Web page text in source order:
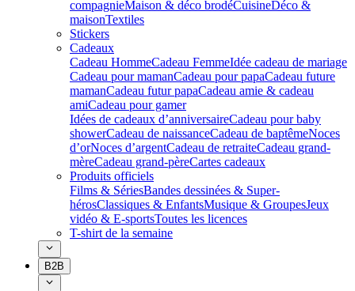
compagnieMaison & déco brodéCuisineDéco &
maisonTextiles
Stickers
Cadeaux
Cadeau HommeCadeau FemmeIdée cadeau de mariage​
Cadeau pour mamanCadeau pour papaCadeau future
mamanCadeau futur papaCadeau amie & cadeau
amiCadeau pour gamer
Idées de cadeaux d’anniversaireCadeau pour baby
showerCadeau de naissanceCadeau de baptêmeNoces
d’orNoces d’argentCadeau de retraiteCadeau grand-
mèreCadeau grand-pèreCartes cadeaux
Produits officiels
Films & SériesBandes dessinées & Super-
hérosClassiques & EnfantsMusique & GroupesJeux
vidéo & E-sportsToutes les licences
T-shirt de la semaine
B2B